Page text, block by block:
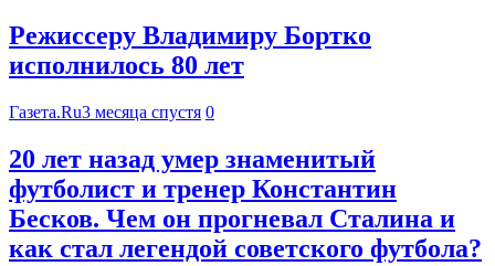
Режиссеру Владимиру Бортко
исполнилось 80 лет
Газета.Ru3 месяца спустя 0
20 лет назад умер знаменитый
футболист и тренер Константин
Бесков. Чем он прогневал Сталина и
как стал легендой советского футбола?